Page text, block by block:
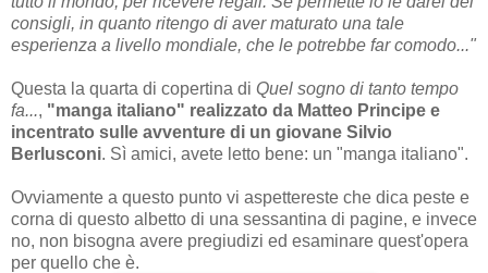
consigli, in quanto ritengo di aver maturato una tale
esperienza a livello mondiale, che le potrebbe far comodo..."
Questa la quarta di copertina di Quel sogno di tanto tempo
fa..., "manga italiano" realizzato da Matteo Principe e
incentrato sulle avventure di un giovane Silvio
Berlusconi. Sì amici, avete letto bene: un "manga italiano".
Ovviamente a questo punto vi aspettereste che dica peste e
corna di questo albetto di una sessantina di pagine, e invece
no, non bisogna avere pregiudizi ed esaminare quest'opera
per quello che è.